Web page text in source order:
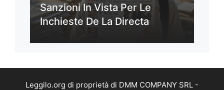
Sanzioni In Vista Per Le
Inchieste De La Directa
Leggilo.org di proprietà di DMM COMPANY SRL -